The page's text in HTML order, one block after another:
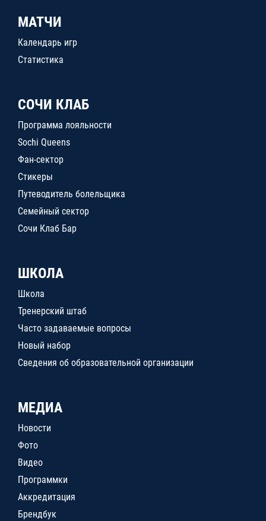
МАТЧИ
Календарь игр
Статистика
СОЧИ КЛАБ
Программа лояльности
Sochi Queens
Фан-сектор
Стикеры
Путеводитель болельщика
Семейный сектор
Сочи Клаб Бар
ШКОЛА
Школа
Тренерский штаб
Часто задаваемые вопросы
Новый набор
Сведения об образовательной организации
МЕДИА
Новости
Фото
Видео
Программки
Аккредитация
Брендбук